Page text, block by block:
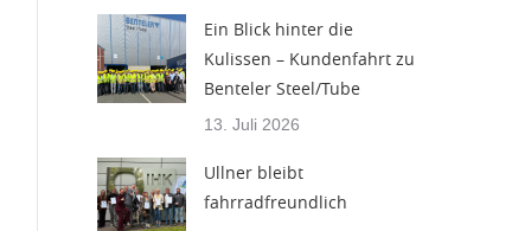
Ein Blick hinter die
Kulissen – Kundenfahrt zu
Benteler Steel/Tube
13. Juli 2026
Ullner bleibt
fahrradfreundlich